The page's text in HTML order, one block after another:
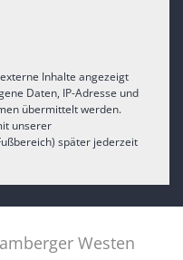
Inhalte angezeigt
Daten, IP-Adresse und
übermittelt werden.
unserer
später jederzeit
Westen